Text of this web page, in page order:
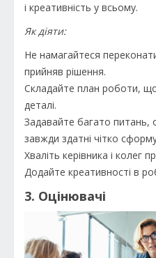
і креативність у всьому.
Як діяти:
Не намагайтеся
прийняв рішення.
Складайте план роботи,
деталі.
Задавайте багато питань,
завжди здатні чітко
Хваліть керівника і колег
Додайте креативності в
3. Оцінювачі